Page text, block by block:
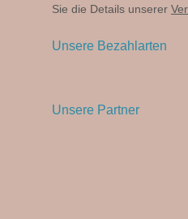
Sie die Details unserer
Unsere Bezahlarten
Unsere Partner